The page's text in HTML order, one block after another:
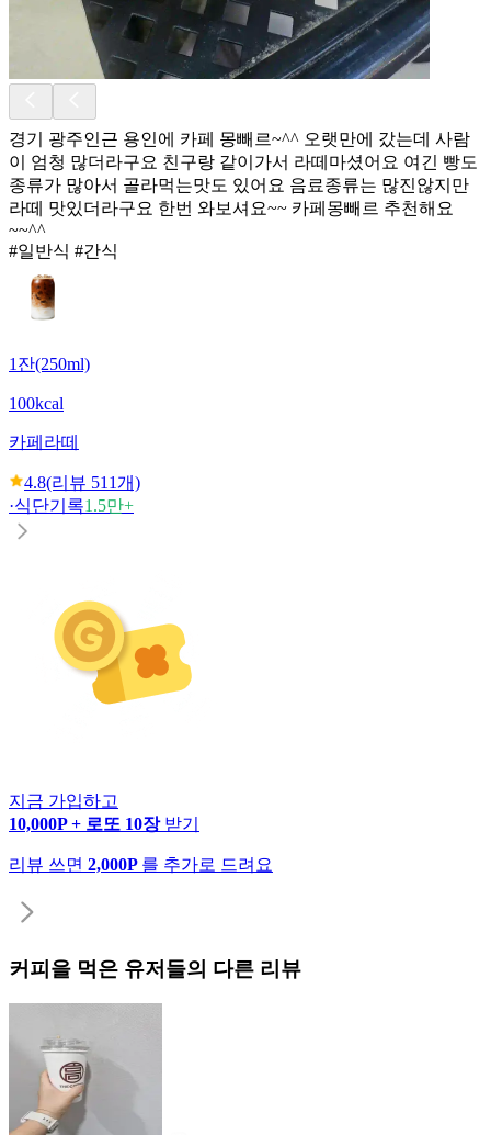
경기 광주인근 용인에 카페 몽빼르~^^ 오랫만에 갔는데 사람
이 엄청 많더라구요 친구랑 같이가서 라떼마셨어요 여긴 빵도
종류가 많아서 골라먹는맛도 있어요 음료종류는 많진않지만
라떼 맛있더라구요 한번 와보셔요~~ 카페몽빼르 추천해요
~~^^
#일반식 #간식
1잔(250ml)
100kcal
카페라떼
4.8(리뷰 511개)
·식단기록1.5만+
지금 가입하고
10,000P + 로또 10장 받기
리뷰 쓰면 2,000P 를 추가로 드려요
커피 을 먹은 유저들의 다른 리뷰